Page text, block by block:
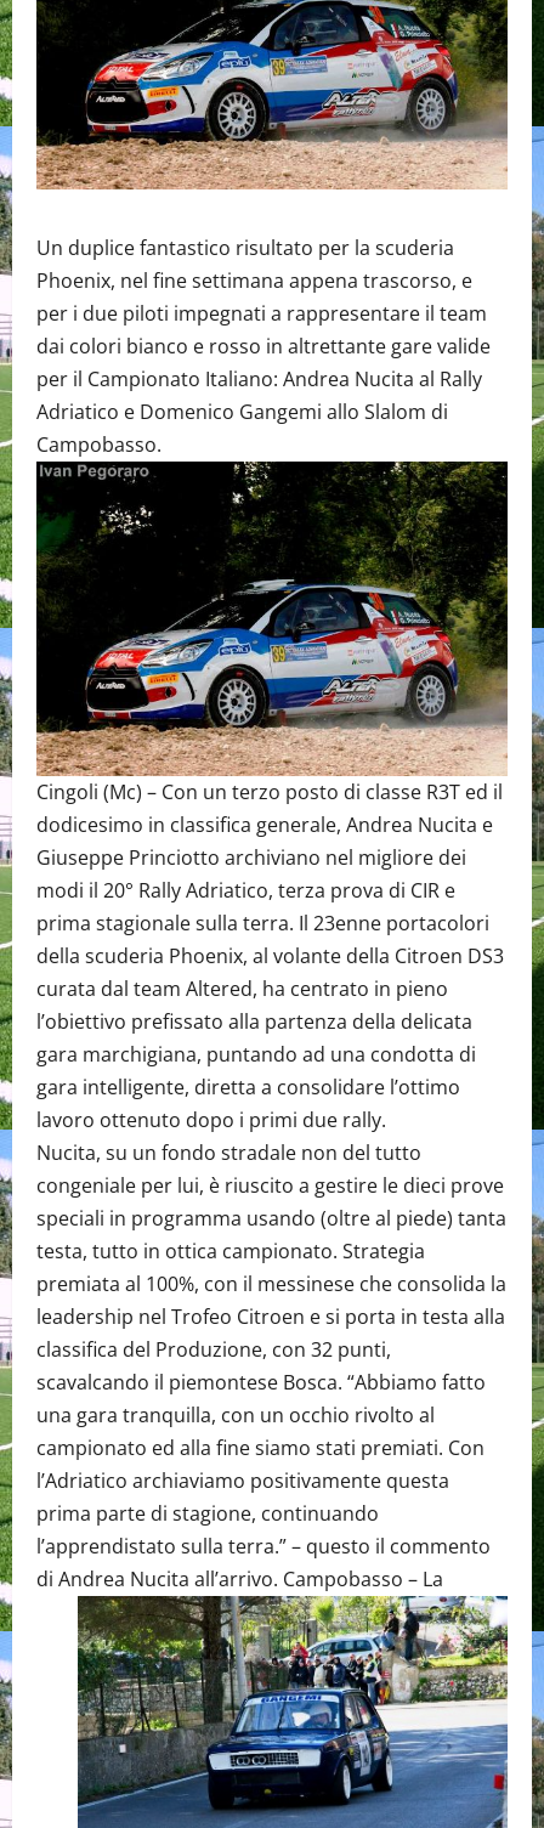
Un duplice fantastico risultato per la scuderia
Phoenix, nel fine settimana appena trascorso, e
per i due piloti impegnati a rappresentare il team
dai colori bianco e rosso in altrettante gare valide
per il Campionato Italiano: Andrea Nucita al Rally
Adriatico e Domenico Gangemi allo Slalom di
Campobasso.
Cingoli (Mc) – Con un terzo posto di classe R3T ed il
dodicesimo in classifica generale, Andrea Nucita e
Giuseppe Princiotto archiviano nel migliore dei
modi il 20° Rally Adriatico, terza prova di CIR e
prima stagionale sulla terra. Il 23enne portacolori
della scuderia Phoenix, al volante della Citroen DS3
curata dal team Altered, ha centrato in pieno
l’obiettivo prefissato alla partenza della delicata
gara marchigiana, puntando ad una condotta di
gara intelligente, diretta a consolidare l’ottimo
lavoro ottenuto dopo i primi due rally.
Nucita, su un fondo stradale non del tutto
congeniale per lui, è riuscito a gestire le dieci prove
speciali in programma usando (oltre al piede) tanta
testa, tutto in ottica campionato. Strategia
premiata al 100%, con il messinese che consolida la
leadership nel Trofeo Citroen e si porta in testa alla
classifica del Produzione, con 32 punti,
scavalcando il piemontese Bosca. “Abbiamo fatto
una gara tranquilla, con un occhio rivolto al
campionato ed alla fine siamo stati premiati. Con
l’Adriatico archiaviamo positivamente questa
prima parte di stagione, continuando
l’apprendistato sulla terra.” – questo il commento
di Andrea Nucita all’arrivo. Campobasso – La